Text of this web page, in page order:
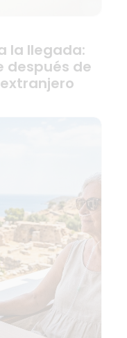
la llegada:
después de